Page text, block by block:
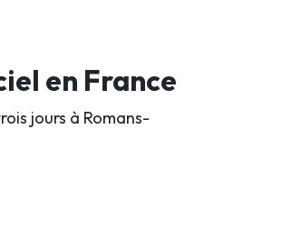
en France
jours à Romans-